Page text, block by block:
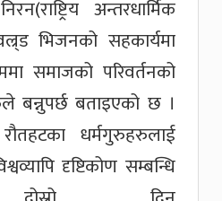
अन्तरधार्मिक
भिजनको सहकार्यमा
समाजको परिवर्तनको
बन्नुपर्छ बताइएको छ ।
रौतहटका धर्मगुरुहरुलाई
दृष्टिकोण सम्बन्धि